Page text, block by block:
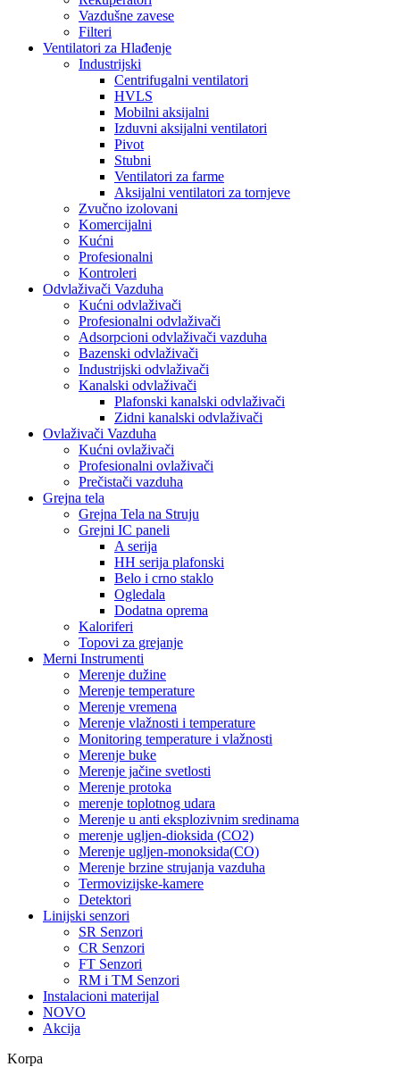
Vazdušne zavese
Filteri
Ventilatori za Hlađenje
Industrijski
Centrifugalni ventilatori
HVLS
Mobilni aksijalni
Izduvni aksijalni ventilatori
Pivot
Stubni
Ventilatori za farme
Aksijalni ventilatori za tornjeve
Zvučno izolovani
Komercijalni
Kućni
Profesionalni
Kontroleri
Odvlaživači Vazduha
Kućni odvlaživači
Profesionalni odvlaživači
Adsorpcioni odvlaživači vazduha
Bazenski odvlaživači
Industrijski odvlaživači
Kanalski odvlaživači
Plafonski kanalski odvlaživači
Zidni kanalski odvlaživači
Ovlaživači Vazduha
Kućni ovlaživači
Profesionalni ovlaživači
Prečistači vazduha
Grejna tela
Grejna Tela na Struju
Grejni IC paneli
A serija
HH serija plafonski
Belo i crno staklo
Ogledala
Dodatna oprema
Kaloriferi
Topovi za grejanje
Merni Instrumenti
Merenje dužine
Merenje temperature
Merenje vremena
Merenje vlažnosti i temperature
Monitoring temperature i vlažnosti
Merenje buke
Merenje jačine svetlosti
Merenje protoka
merenje toplotnog udara
Merenje u anti eksplozivnim sredinama
merenje ugljen-dioksida (CO2)
Merenje ugljen-monoksida(CO)
Merenje brzine strujanja vazduha
Termovizijske-kamere
Detektori
Linijski senzori
SR Senzori
CR Senzori
FT Senzori
RM i TM Senzori
Instalacioni materijal
NOVO
Akcija
Korpa